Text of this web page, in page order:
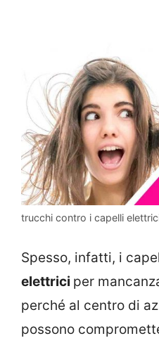
trucchi contro i capelli
Spesso, infatti, i
elettrici per
perché al centro di
possono